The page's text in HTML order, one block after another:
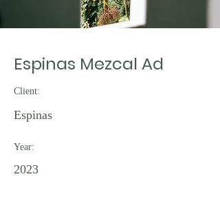
Espinas Mezcal Ad
Client:
Espinas
Year:
2023